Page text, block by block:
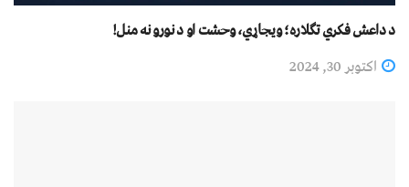
د داعش فکري تګلاره؛ ویجاړي، وحشت او د نورو نه منل!
اکتوبر 30, 2024